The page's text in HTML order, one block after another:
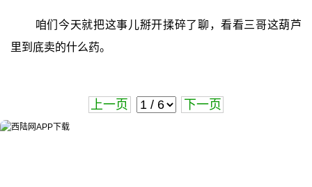
咱们今天就把这事儿掰开揉碎了聊，看看三哥这葫芦
里到底卖的什么药。
上一页 下一页